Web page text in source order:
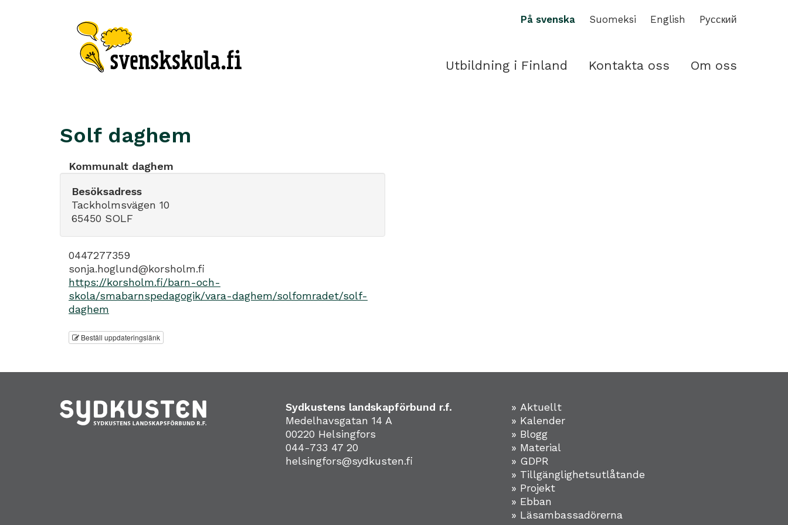
På svenska Suomeksi English Pусский
Utbildning i Finland Kontakta oss Om oss
Solf daghem
Kommunalt daghem
Besöksadress
Tackholmsvägen 10
65450 SOLF
0447277359
sonja.hoglund@korsholm.fi
https://korsholm.fi/barn-och-
skola/smabarnspedagogik/vara-daghem/solfomradet/solf-
daghem
Beställ uppdateringslänk
Sydkustens landskapförbund r.f.
Medelhavsgatan 14 A
00220 Helsingfors
044-733 47 20
helsingfors@sydkusten.fi
» Aktuellt
» Kalender
» Blogg
» Material
» GDPR
» Tillgänglighetsutlåtande
» Projekt
» Ebban
» Läsambassadörerna